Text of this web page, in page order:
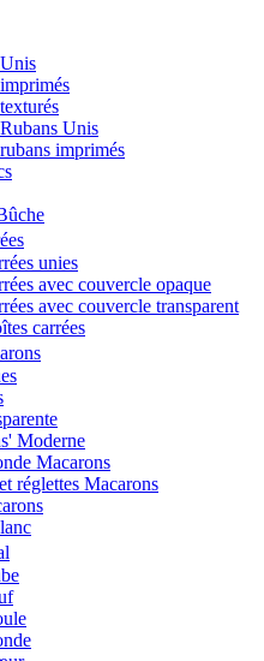
Unis
imprimés
unies
avec couvercle opaque
avec couvercle transparent
carrées
Moderne
Macarons
réglettes Macarons